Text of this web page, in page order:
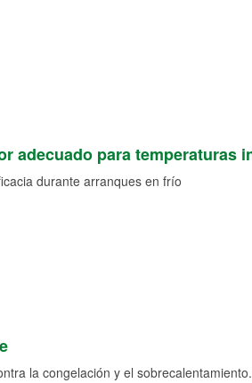
adecuado para temperaturas
durante arranques en frío
la congelación y el sobrecalentamiento.